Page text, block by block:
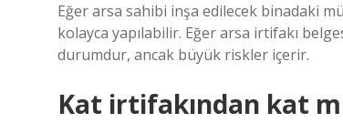
Eğer arsa sahibi inşa edilecek binadaki
kolayca yapılabilir. Eğer arsa irtifakı
durumdur, ancak büyük riskler içerir.
Kat irtifakından kat